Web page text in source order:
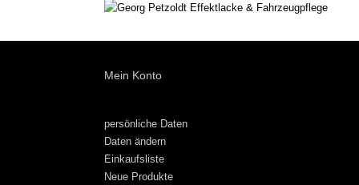
Mein Konto
persönliche Daten
Daten ändern
Einkaufsliste
Neue Produkte